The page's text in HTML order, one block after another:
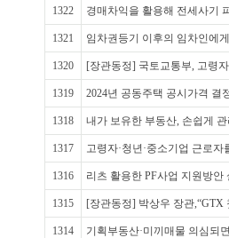
1322 경매차익을 활용해 전세사기
1321 임차권등기 이후의 임차인에
1320 [장관동정] 국토교통부, 고령
1319 2024년 공동주택 공시가격 결
1318 내가 보유한 부동산, 손쉽게
1317 고령자·청년·중소기업 근로
1316 리츠 활용한 PF사업 지원방안
1315 [장관동정] 박상우 장관,“GTX
1314 기획부동산·미끼매물 의심되